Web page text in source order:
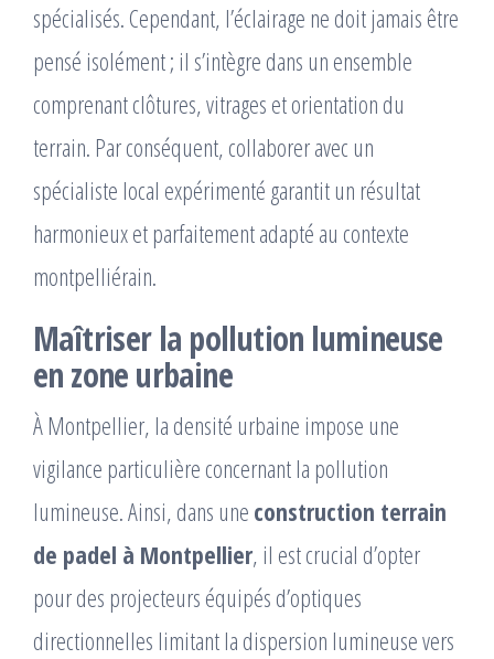
spécialisés. Cependant, l’éclairage ne doit jamais être
pensé isolément ; il s’intègre dans un ensemble
comprenant clôtures, vitrages et orientation du
terrain. Par conséquent, collaborer avec un
spécialiste local expérimenté garantit un résultat
harmonieux et parfaitement adapté au contexte
montpelliérain.
Maîtriser la pollution lumineuse
en zone urbaine
À Montpellier, la densité urbaine impose une
vigilance particulière concernant la pollution
lumineuse. Ainsi, dans une construction terrain
de padel à Montpellier, il est crucial d’opter
pour des projecteurs équipés d’optiques
directionnelles limitant la dispersion lumineuse vers